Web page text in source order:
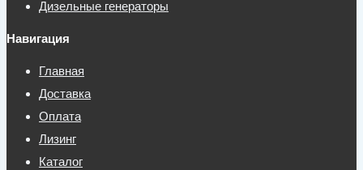
Дизельные генераторы
Навигация
Главная
Доставка
Оплата
Лизинг
Каталог